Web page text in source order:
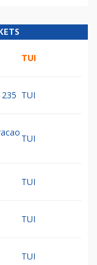
TUI
TUI
TUI
TUI
TUI
TUI